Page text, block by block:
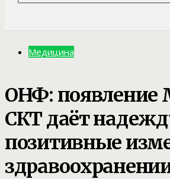
Медицина
ОНФ: появление
СКТ даёт
позитивные